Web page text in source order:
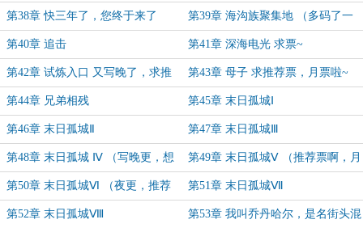
第38章 快三年了，您终于来了 第39章 海沟族聚集地 （多码了一
章，提前发了）
第40章 追击 第41章 深海电光 求票~
第42章 试炼入口 又写晚了，求推
荐票，月票~
第43章 母子 求推荐票，月票啦~
第44章 兄弟相残 第45章 末日孤城Ⅰ
第46章 末日孤城Ⅱ 第47章 末日孤城Ⅲ
第48章 末日孤城 Ⅳ （写晚更，想
求票！）
第49章 末日孤城Ⅴ （推荐票啊，月
票啊，分给孩子点吧）
第50章 末日孤城Ⅵ （夜更，推荐
票！月票！）
第51章 末日孤城Ⅶ
第52章 末日孤城Ⅷ 第53章 我叫乔丹哈尔，是名街头混